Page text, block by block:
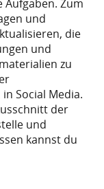
Zum
und
die
und
zu
Social Media.
der
und
kannst du